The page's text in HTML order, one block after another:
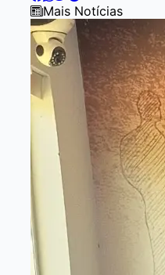
Mais Notícias